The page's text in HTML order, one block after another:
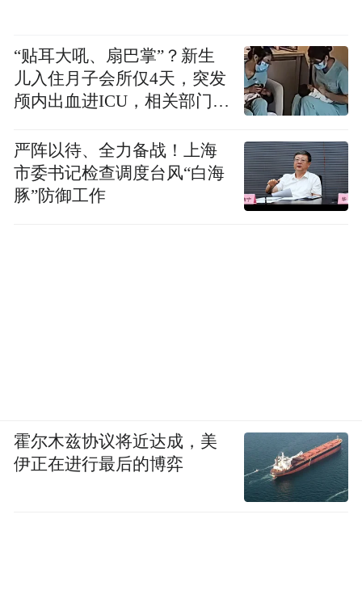
“贴耳大吼、扇巴掌”？新生
儿入住月子会所仅4天，突发
颅内出血进ICU，相关部门已
严阵以待、全力备战！上海
市委书记检查调度台风“白海
豚”防御工作
霍尔木兹协议将近达成，美
伊正在进行最后的博弈